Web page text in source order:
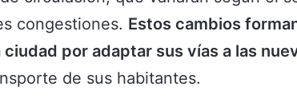
congestiones. Estos cambios
ciudad por adaptar sus vías a las
de sus habitantes.